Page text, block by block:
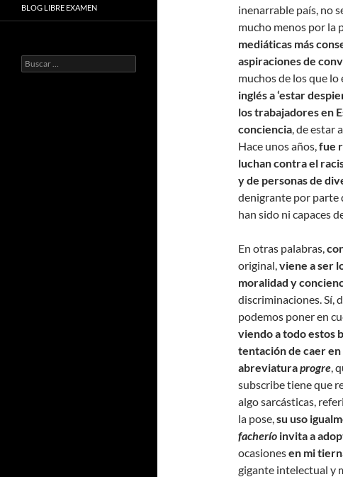
inenarrable país, no
mucho menos por la
mediáticas más
aspiraciones de
muchos de los que
inglés a ‘estar
los trabajadores en
conciencia, de estar
Hace unos años,fue
luchan contra el
y de personas de
denigrante por parte
han sido ni capaces
En otras palabras,
original,viene a ser
moralidad y
discriminaciones. Sí,
podemos poner en
viendo a todo estos
tentación de caer
abreviaturaprogre,
subscribe tiene que
algo sarcásticas,
la pose,su uso
facherío invita a
ocasionesen mi
gigante intelectual y
BLOG LIBRE EXAMEN
Buscar: